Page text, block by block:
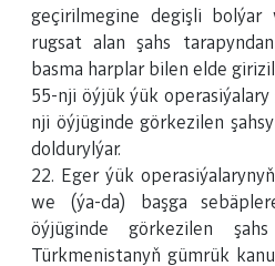
geçirilmegine degişli bolýar
rugsat alan şahs
basma harplar bilen elde
55-nji öýjük ýük
nji öýjüginde görkezilen
doldurylýar.
22. Eger ýük
we (ýa-da) başga
öýjüginde görkezilen
Türkmenistanyň gümrük